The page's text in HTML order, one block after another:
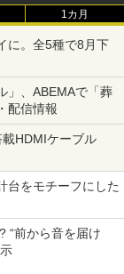
1カ月
に。全5種で8月下
」、ABEMAで「葬
配信情報
HDMIケーブル
台をモチーフにした
“前から音を届け